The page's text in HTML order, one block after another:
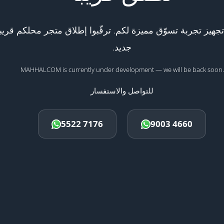
تجربة تسوّق مميزة لكم. ترقّبوا إطلاق متجر محلكم
جديد.
MAHHALCOM is currently under development — we will be back soon.
للتواصل والاستفسار
5522 7176 9003 4660